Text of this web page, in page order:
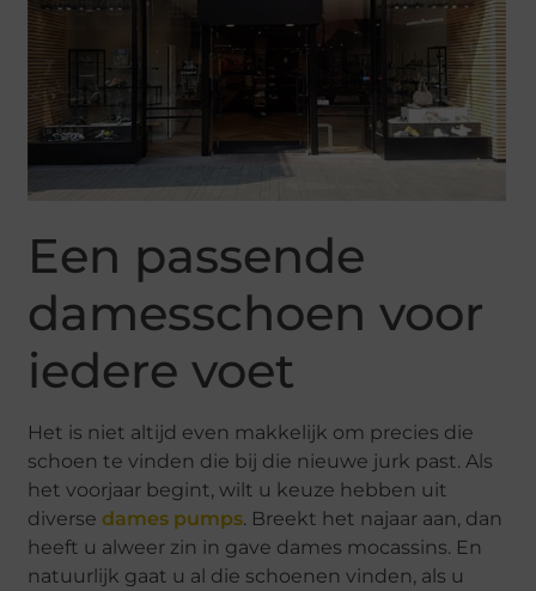
Een passende
damesschoen voor
iedere voet
Het is niet altijd even makkelijk om precies die
schoen te vinden die bij die nieuwe jurk past. Als
het voorjaar begint, wilt u keuze hebben uit
diversedames pumps. Breekt het najaar aan, dan
heeft u alweer zin in gave dames mocassins. En
natuurlijk gaat u al die schoenen vinden, als u